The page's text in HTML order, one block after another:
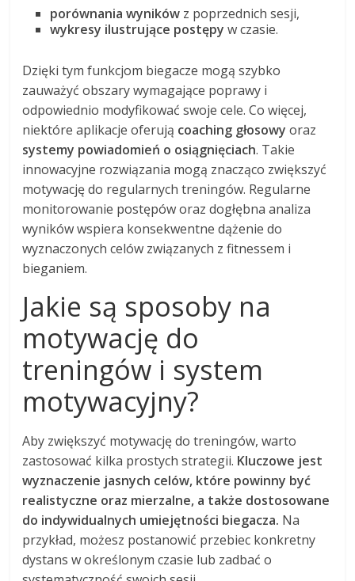
porównania wyników z poprzednich sesji,
wykresy ilustrujące postępy w czasie.
Dzięki tym funkcjom biegacze mogą szybko
zauważyć obszary wymagające poprawy i
odpowiednio modyfikować swoje cele. Co więcej,
niektóre aplikacje oferują coaching głosowy oraz
systemy powiadomień o osiągnięciach. Takie
innowacyjne rozwiązania mogą znacząco zwiększyć
motywację do regularnych treningów. Regularne
monitorowanie postępów oraz dogłębna analiza
wyników wspiera konsekwentne dążenie do
wyznaczonych celów związanych z fitnessem i
bieganiem.
Jakie są sposoby na
motywację do
treningów i system
motywacyjny?
Aby zwiększyć motywację do treningów, warto
zastosować kilka prostych strategii. Kluczowe jest
wyznaczenie jasnych celów, które powinny być
realistyczne oraz mierzalne, a także dostosowane
do indywidualnych umiejętności biegacza. Na
przykład, możesz postanowić przebiec konkretny
dystans w określonym czasie lub zadbać o